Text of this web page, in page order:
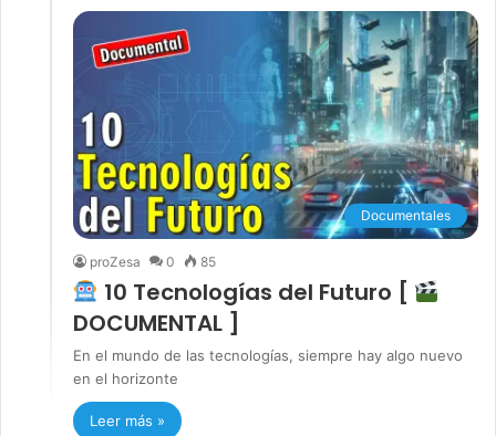
Documentales
proZesa 0 85
10 Tecnologías del Futuro [
DOCUMENTAL ]
En el mundo de las tecnologías, siempre hay algo nuevo
en el horizonte
Leer más »